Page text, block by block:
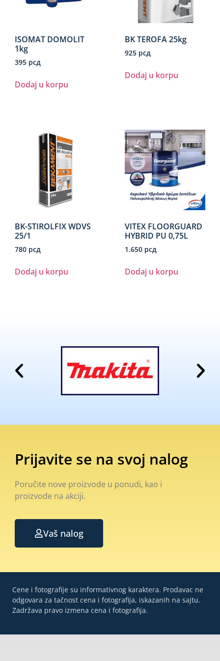
ISOMAT DOMOLIT
1kg
395 рсд
Dodaj u korpu
BK TEROFA 25kg
925 рсд
Dodaj u korpu
BK-STIROLFIX WDVS
25/1
780 рсд
Dodaj u korpu
VITEX FLOORGUARD
HYBRID PU 0,75L
1.650 рсд
Dodaj u korpu
Prijavite se na svoj nalog
Poručite nove proizvode u ponudi, kao i
proizvode na akciji.
Vaš nalog
Cene i fotografije su informativnog karaktera. Prodavac ne
odgovara za tačnost cena i fotografija, iskazanih na sajtu.
Zadržava pravo izmena cena i fotografija.